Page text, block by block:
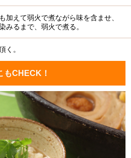
加えて弱火で煮ながら味を含ませ、
みるまで、弱火で煮る。
く。
もCHECK！